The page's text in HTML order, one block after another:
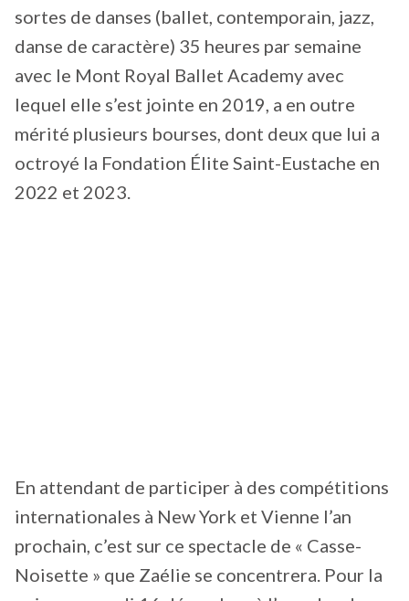
sortes de danses (ballet, contemporain, jazz,
danse de caractère) 35 heures par semaine
avec le Mont Royal Ballet Academy avec
lequel elle s’est jointe en 2019, a en outre
mérité plusieurs bourses, dont deux que lui a
octroyé la Fondation Élite Saint-Eustache en
2022 et 2023.
En attendant de participer à des compétitions
internationales à New York et Vienne l’an
prochain, c’est sur ce spectacle de « Casse-
Noisette » que Zaélie se concentrera. Pour la